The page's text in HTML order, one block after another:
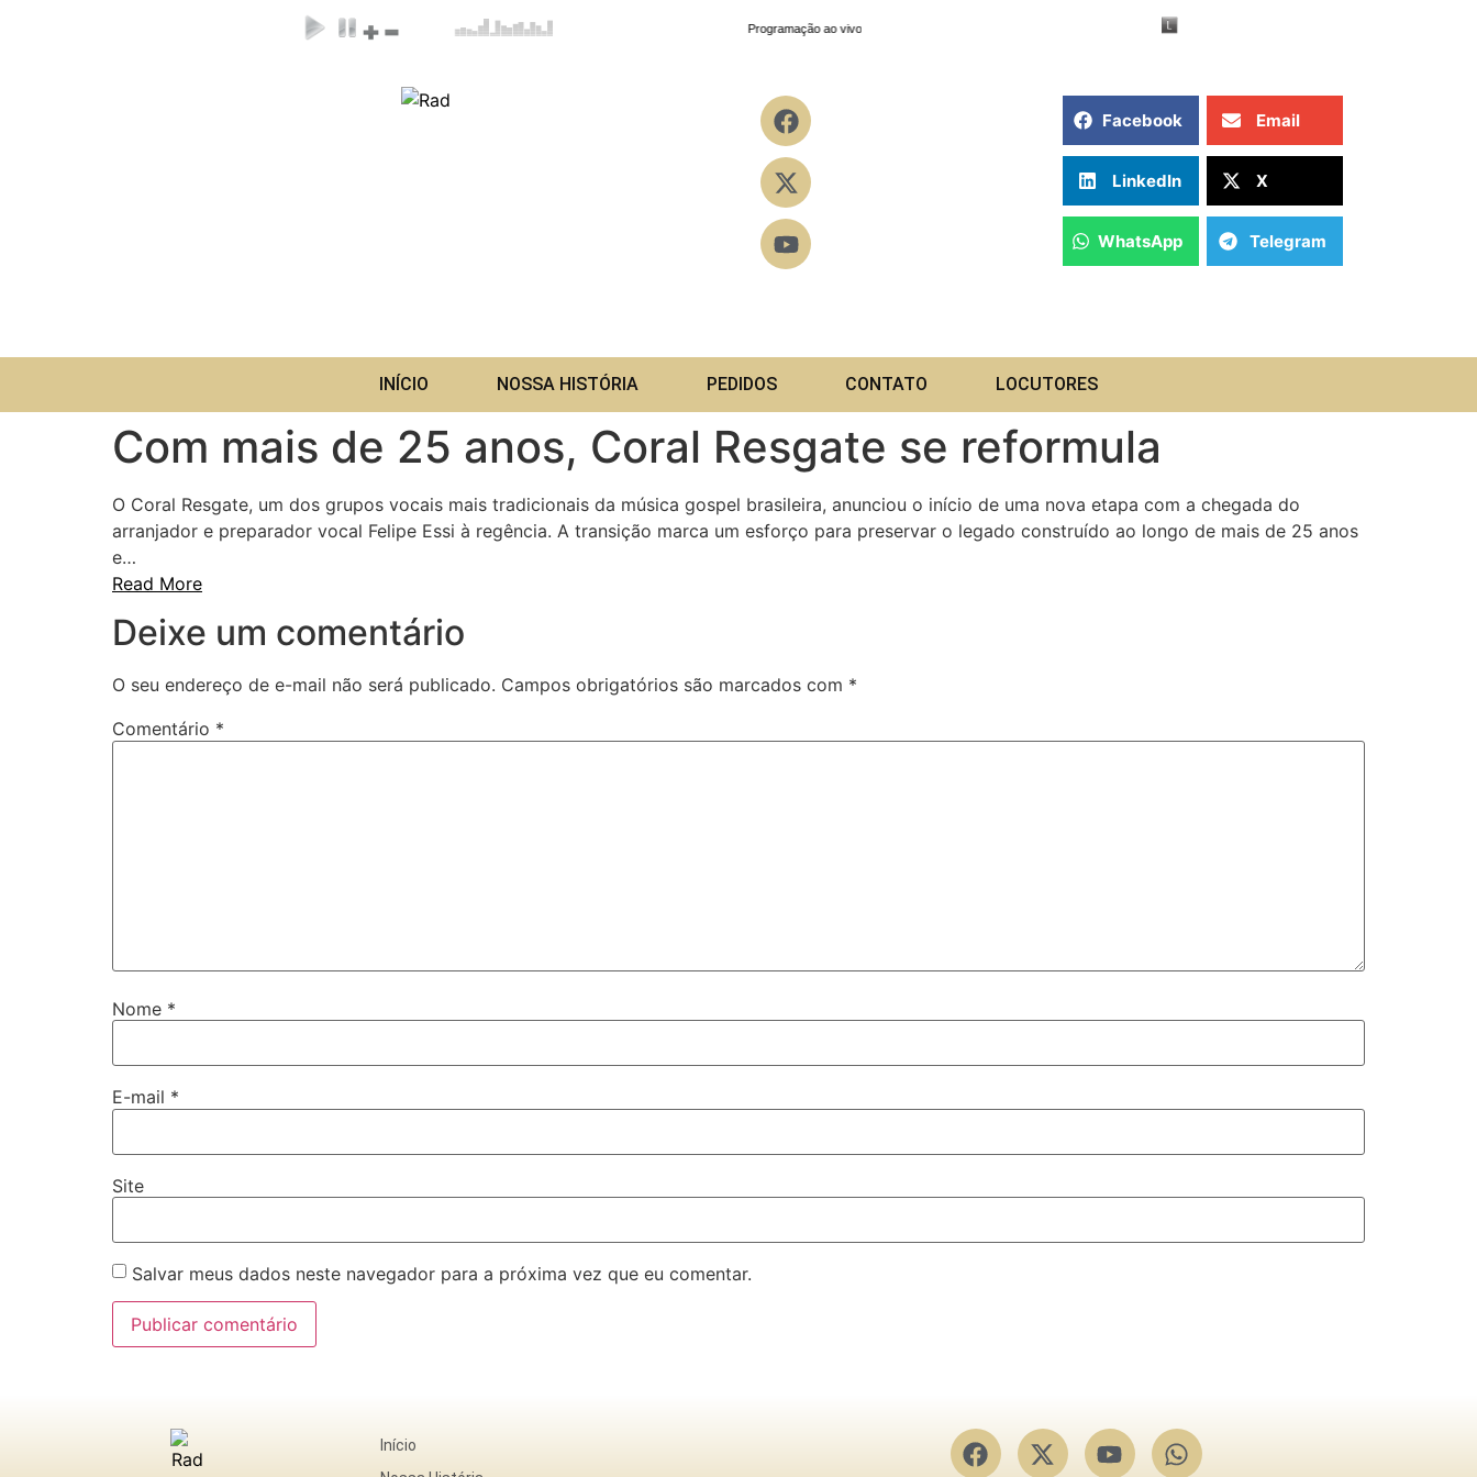
Facebook Email
LinkedIn X
WhatsApp Telegram
INÍCIO NOSSA HISTÓRIA PEDIDOS CONTATO LOCUTORES
Com mais de 25 anos, Coral Resgate se reformula
O Coral Resgate, um dos grupos vocais mais tradicionais da música gospel brasileira, anunciou o início de uma nova etapa com a chegada do
arranjador e preparador vocal Felipe Essi à regência. A transição marca um esforço para preservar o legado construído ao longo de mais de 25 anos
e…
Read More
Deixe um comentário
O seu endereço de e-mail não será publicado. Campos obrigatórios são marcados com *
Comentário *
Nome *
E-mail *
Site
Salvar meus dados neste navegador para a próxima vez que eu comentar.
Início